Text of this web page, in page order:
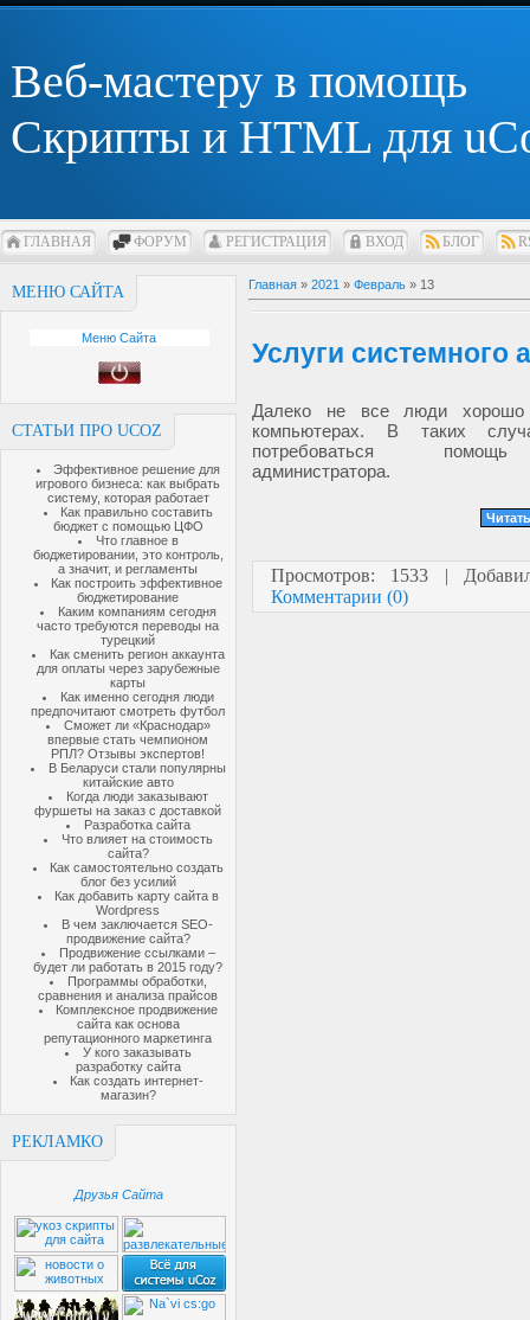
Веб-мастеру в помощь
Скрипты и HTML для
ГЛАВНАЯ ФОРУМ РЕГИСТРАЦИЯ ВХОД БЛОГ
МЕНЮ САЙТА
Меню Сайта
СТАТЬИ ПРО UCOZ
Эффективное решение для
игрового бизнеса: как выбрать
систему, которая работает
Как правильно составить
бюджет с помощью ЦФО
Что главное в
бюджетировании, это контроль,
а значит, и регламенты
Как построить эффективное
бюджетирование
Каким компаниям сегодня
часто требуются переводы на
турецкий
Как сменить регион аккаунта
для оплаты через зарубежные
карты
Как именно сегодня люди
предпочитают смотреть футбол
Сможет ли «Краснодар»
впервые стать чемпионом
РПЛ? Отзывы экспертов!
В Беларуси стали популярны
китайские авто
Когда люди заказывают
фуршеты на заказ с доставкой
Разработка сайта
Что влияет на стоимость
сайта?
Как самостоятельно создать
блог без усилий
Как добавить карту сайта в
Wordpress
В чем заключается SEO-
продвижение сайта?
Продвижение ссылками –
будет ли работать в 2015 году?
Программы обработки,
сравнения и анализа прайсов
Комплексное продвижение
сайта как основа
репутационного маркетинга
У кого заказывать
разработку сайта
Как создать интернет-
магазин?
РЕКЛАМКО
Друзья Сайта
Главная » 2021 » Февраль » 13
Услуги системного
Далеко не все люди хорошо
компьютерах. В таких
потребоваться
администратора.
Просмотров: 1533 |
Комментарии (0)